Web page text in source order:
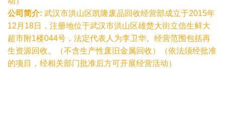
公司简介: 武汉市洪山区凯隆废品回收经营部成立于2015年
12月18日，注册地位于武汉市洪山区雄楚大街立信生鲜大
超市附1楼044号，法定代表人为李卫华。经营范围包括再
生资源回收。（不含生产性废旧金属回收）（依法须经批准
的项目，经相关部门批准后方可开展经营活动）